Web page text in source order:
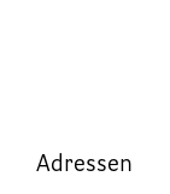
Adressen